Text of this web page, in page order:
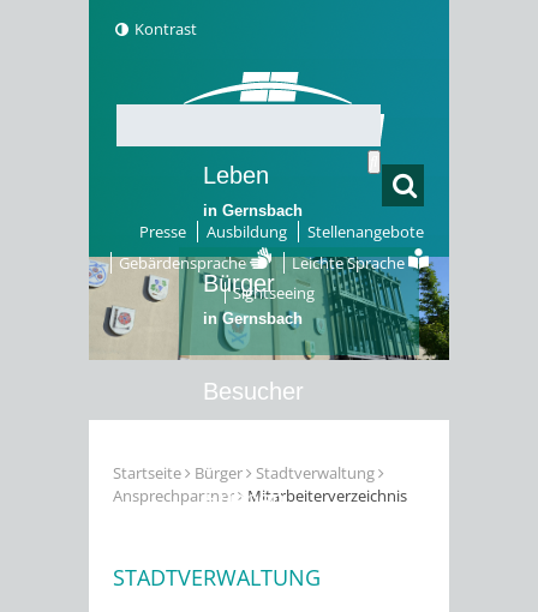
Kontrast
Presse Ausbildung
Stellenangebote
Gebärdensprache
Leichte Sprache
Sightseeing
Leben
in Gernsbach
Bürger
in Gernsbach
Besucher
Erleben
Startseite Bürger
Stadtverwaltung
Ansprechpartner
Mitarbeiterverzeichnis
STADTVERWALTUNG